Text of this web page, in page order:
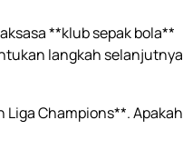
**klub sepak bola**
langkah selanjutnya
Champions**. Apakah